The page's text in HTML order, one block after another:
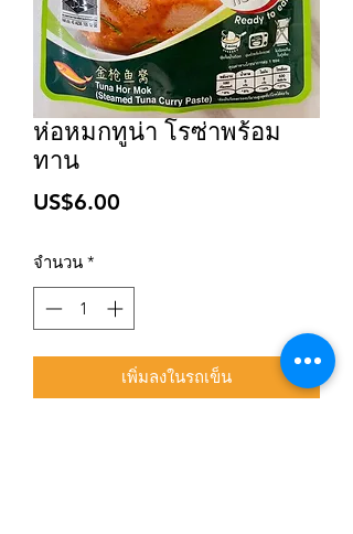
ห่อหมกทูน่า โรซ่าพร้อม
ทาน
US$6.00
จำนวน *
เพิ่มลงในรถเข็น